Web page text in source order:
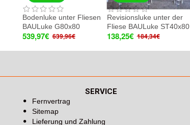
Bodenluke unter Fliesen
BAULuke G80x80
539,97€ 639,96€
Revisionsluke unter der
Fliese BAULuke ST40x80
138,25€ 184,34€
SERVICE
Fernvertrag
Sitemap
Lieferung und Zahlung